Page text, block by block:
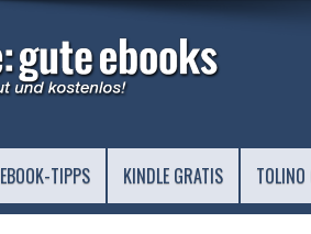
EBOOK-TIPPS KINDLE GRATIS